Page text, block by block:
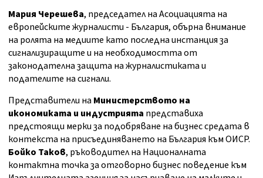
Мария Черешева, председател на Асоциацията на
европейските журналисти - България, обърна внимание
на ролята на медиите като последна инстанция за
сигнализиращите и на необходимостта от
законодателна защита на журналистиката и
подателите на сигнали.
Представители наМинистерството на
икономиката и индустрията представиха
предстоящи мерки за подобряване на бизнес средата в
контекста на присъединяването на България към ОИСР.
Бойко Таков, ръководител на Националната
контактна точка за отговорно бизнес поведение към